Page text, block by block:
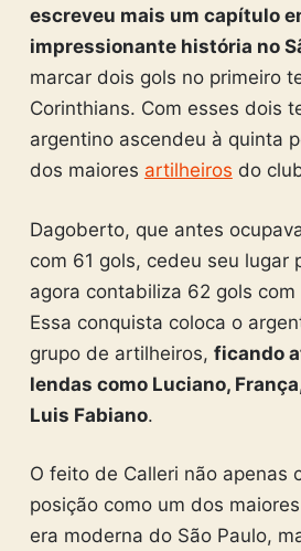
escreveu mais um capítulo
impressionante história no
marcar dois gols no primeiro
Corinthians. Com esses dois
argentino ascendeu à quinta
dos maiores artilheiros do
Dagoberto, que antes
com 61 gols, cedeu seu lugar
agora contabiliza 62 gols
Essa conquista coloca o
grupo de artilheiros, ficando
lendas como Luciano,
Luis Fabiano.
O feito de Calleri não apenas
posição como um dos
era moderna do São Paulo,